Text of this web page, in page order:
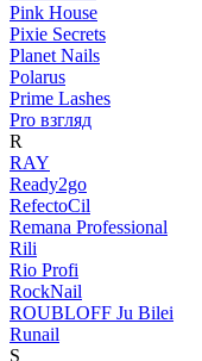
Pink House
Pixie Secrets
Planet Nails
Polarus
Prime Lashes
Pro взгляд
R
RAY
Ready2go
RefectoCil
Remana Professional
Rili
Rio Profi
RockNail
ROUBLOFF Ju Bilei
Runail
S